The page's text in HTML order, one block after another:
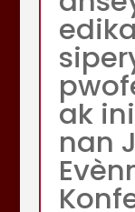
ak
nan